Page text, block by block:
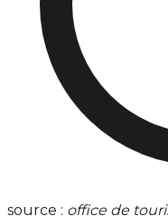
source : office de